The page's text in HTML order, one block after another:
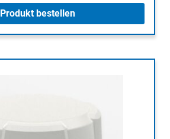
Produkt bestellen